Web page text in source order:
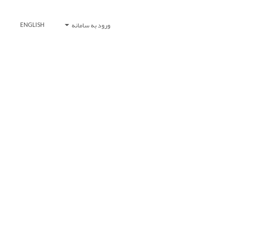
ورود به سامانه ENGLISH